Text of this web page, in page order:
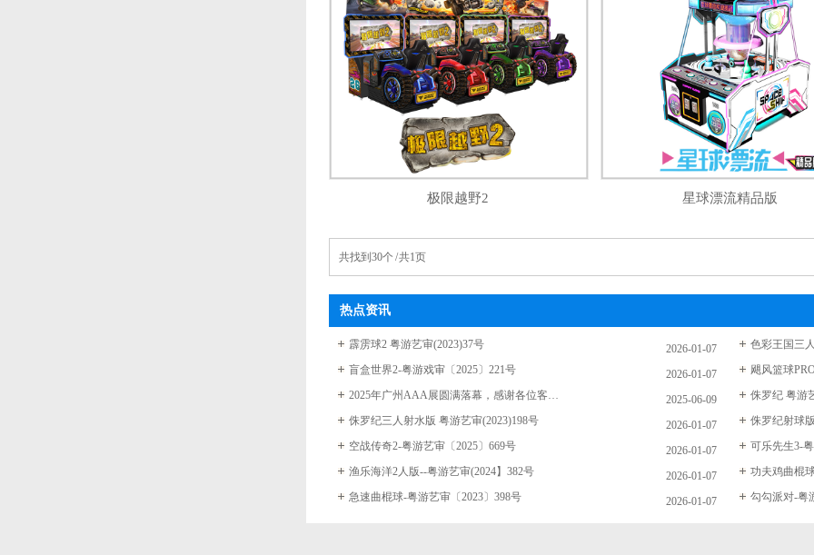
极限越野2 星球漂流精品版
共找到30个 / 共1页
热点资讯
2026-01-07
霹雳球2 粤游艺审(2023)37号 色彩王国三
2026-01-07
盲盒世界2-粤游戏审〔2025〕221号 飓风篮球
2025-06-09
2025年广州AAA展圆满落幕，感谢各位客户的莅临 侏罗纪 粤游
2026-01-07
侏罗纪三人射水版 粤游艺审(2023)198号 侏罗纪射球
2026-01-07
空战传奇2-粤游艺审〔2025〕669号 可乐先生3-
2026-01-07
渔乐海洋2人版--粤游艺审(2024】382号 功夫鸡曲棍
2026-01-07
急速曲棍球-粤游艺审〔2023〕398号 勾勾派对-粤